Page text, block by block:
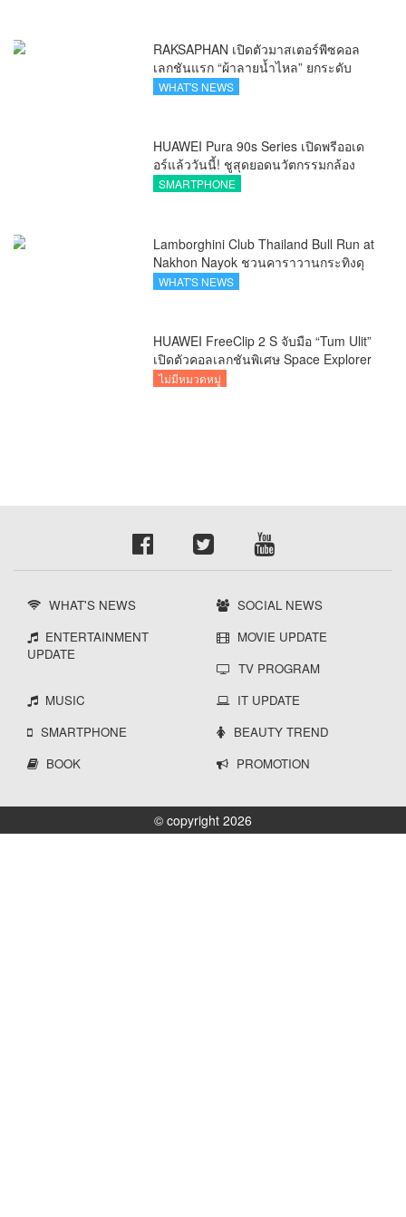
RAKSAPHAN เปิดตัวมาสเตอร์พีซคอล
เลกชันแรก “ผ้าลายน้ำไหล” ยกระดับ
ภูมิปัญญาท้องถิ่นสู่งานศิลป์ระดับสากล
WHAT'S NEWS
HUAWEI Pura 90s Series เปิดพรีออเด
อร์แล้ววันนี้! ชูสุดยอดนวัตกรรมกล้อง
พร้อม AI อัจฉริยะและ 5G Advanced
SMARTPHONE
Lamborghini Club Thailand Bull Run at
Nakhon Nayok ชวนคาราวานกระทิงดุ
สัมผัสธรรมชาติเมืองรอง ณ นครนายก
WHAT'S NEWS
HUAWEI FreeClip 2 S จับมือ “Tum Ulit”
เปิดตัวคอลเลกชันพิเศษ Space Explorer
ถ่ายทอดศิลปะบนเคสหูฟัง
ไม่มีหมวดหมู่
WHAT'S NEWS
SOCIAL NEWS
ENTERTAINMENT
UPDATE
MOVIE UPDATE
TV PROGRAM
MUSIC
IT UPDATE
SMARTPHONE
BEAUTY TREND
BOOK
PROMOTION
© copyright 2026